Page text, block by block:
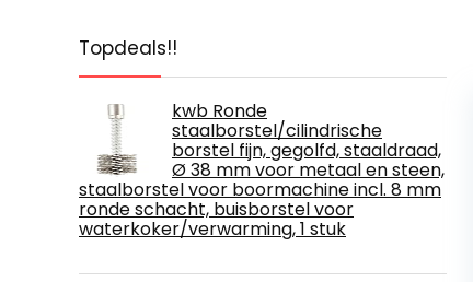
Topdeals!!
kwb Ronde
staalborstel/cilindrische
borstel fijn, gegolfd, staaldraad,
Ø 38 mm voor metaal en steen,
staalborstel voor boormachine incl. 8 mm
ronde schacht, buisborstel voor
waterkoker/verwarming, 1 stuk